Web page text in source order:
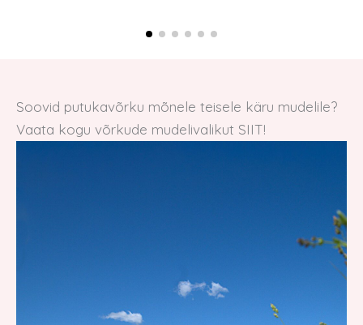
Soovid putukavõrku mõnele teisele käru mudelile?
Vaata kogu võrkude mudelivalikut SIIT!